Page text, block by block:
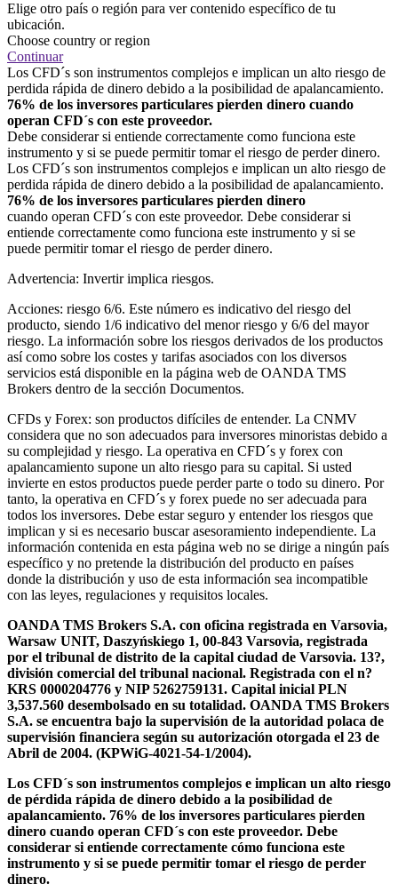
Elige otro país o región para ver contenido específico de tu
ubicación.
Choose country or region
Continuar
Los CFD´s son instrumentos complejos e implican un alto riesgo de
perdida rápida de dinero debido a la posibilidad de apalancamiento.
76% de los inversores particulares pierden dinero cuando
operan CFD´s con este proveedor.
Debe considerar si entiende correctamente como funciona este
instrumento y si se puede permitir tomar el riesgo de perder dinero.
Los CFD´s son instrumentos complejos e implican un alto riesgo de
perdida rápida de dinero debido a la posibilidad de apalancamiento.
76% de los inversores particulares pierden dinero
cuando operan CFD´s con este proveedor. Debe considerar si
entiende correctamente como funciona este instrumento y si se
puede permitir tomar el riesgo de perder dinero.
Advertencia: Invertir implica riesgos.
Acciones: riesgo 6/6. Este número es indicativo del riesgo del
producto, siendo 1/6 indicativo del menor riesgo y 6/6 del mayor
riesgo. La información sobre los riesgos derivados de los productos
así como sobre los costes y tarifas asociados con los diversos
servicios está disponible en la página web de OANDA TMS
Brokers dentro de la sección Documentos.
CFDs y Forex: son productos difíciles de entender. La CNMV
considera que no son adecuados para inversores minoristas debido a
su complejidad y riesgo. La operativa en CFD´s y forex con
apalancamiento supone un alto riesgo para su capital. Si usted
invierte en estos productos puede perder parte o todo su dinero. Por
tanto, la operativa en CFD´s y forex puede no ser adecuada para
todos los inversores. Debe estar seguro y entender los riesgos que
implican y si es necesario buscar asesoramiento independiente. La
información contenida en esta página web no se dirige a ningún país
específico y no pretende la distribución del producto en países
donde la distribución y uso de esta información sea incompatible
con las leyes, regulaciones y requisitos locales.
OANDA TMS Brokers S.A. con oficina registrada en Varsovia,
Warsaw UNIT, Daszyńskiego 1, 00-843 Varsovia, registrada
por el tribunal de distrito de la capital ciudad de Varsovia. 13?,
división comercial del tribunal nacional. Registrada con el n?
KRS 0000204776 y NIP 5262759131. Capital inicial PLN
3,537.560 desembolsado en su totalidad. OANDA TMS Brokers
S.A. se encuentra bajo la supervisión de la autoridad polaca de
supervisión financiera según su autorización otorgada el 23 de
Abril de 2004. (KPWiG-4021-54-1/2004).
Los CFD´s son instrumentos complejos e implican un alto riesgo
de pérdida rápida de dinero debido a la posibilidad de
apalancamiento. 76% de los inversores particulares pierden
dinero cuando operan CFD´s con este proveedor. Debe
considerar si entiende correctamente cómo funciona este
instrumento y si se puede permitir tomar el riesgo de perder
dinero.